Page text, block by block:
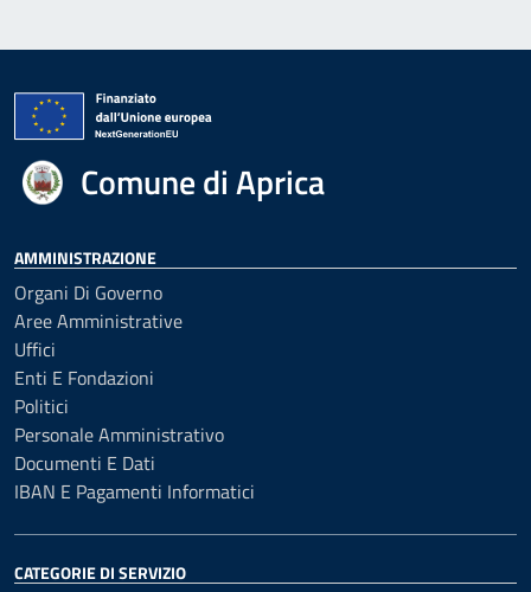
Comune di Aprica
AMMINISTRAZIONE
Organi Di Governo
Aree Amministrative
Uffici
Enti E Fondazioni
Politici
Personale Amministrativo
Documenti E Dati
IBAN E Pagamenti Informatici
CATEGORIE DI SERVIZIO